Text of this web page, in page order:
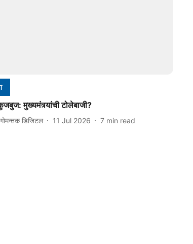
मुख्यमंत्र्यांची टोलेबाजी?
डिजिटल 11 Jul 2026 7 min read